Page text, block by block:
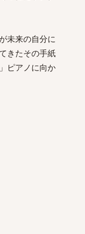
未来の自分に
きたその手紙
ピアノに向か